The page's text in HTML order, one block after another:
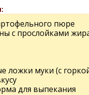
пюре
с прослойками
ложки муки (с
для выпекания